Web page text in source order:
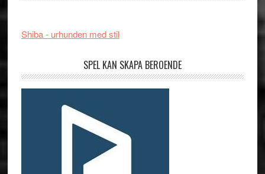
Shiba - urhunden med stil
SPEL KAN SKAPA BEROENDE